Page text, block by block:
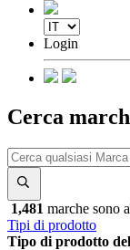
Login
Cerca
1,481 marche sono
Tipi di prodotto
Tipo di prodotto